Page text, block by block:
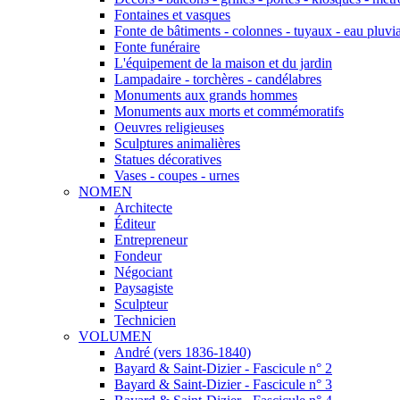
Fontaines et vasques
Fonte de bâtiments - colonnes - tuyaux - eau
Fonte funéraire
L'équipement de la maison et du jardin
Lampadaire - torchères - candélabres
Monuments aux grands hommes
Monuments aux morts et commémoratifs
Oeuvres religieuses
Sculptures animalières
Statues décoratives
Vases - coupes - urnes
NOMEN
Architecte
Éditeur
Entrepreneur
Fondeur
Négociant
Paysagiste
Sculpteur
Technicien
VOLUMEN
André (vers 1836-1840)
Bayard & Saint-Dizier - Fascicule n° 2
Bayard & Saint-Dizier - Fascicule n° 3